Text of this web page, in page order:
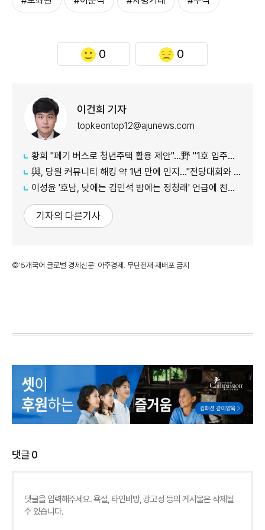
0 0
이건희 기자
topkeontop12@ajunews.com
황희 "폐기 버스로 청년주택 활용 제안"…野 "1호 입주하라"
與, 당원 커뮤니티 해킹 약 1년 만에 인지…"전당대회와 무관"
이성윤 '호남, 낮에는 김민석 밤에는 정청래' 언급에 친명계 반발…"한심한 수준"
기자의 다른기사
©'5개국어 글로벌 경제신문' 아주경제. 무단전재·재배포 금지
댓글0